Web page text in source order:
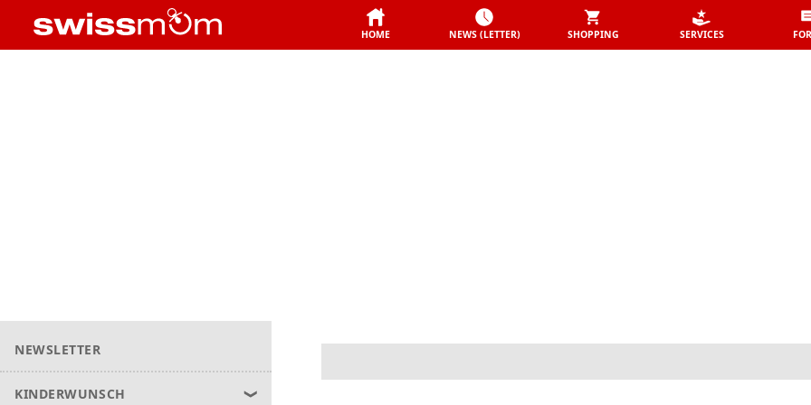
HOME NEWS (LETTER) SHOPPING SERVICES
NEWSLETTER
KINDERWUNSCH